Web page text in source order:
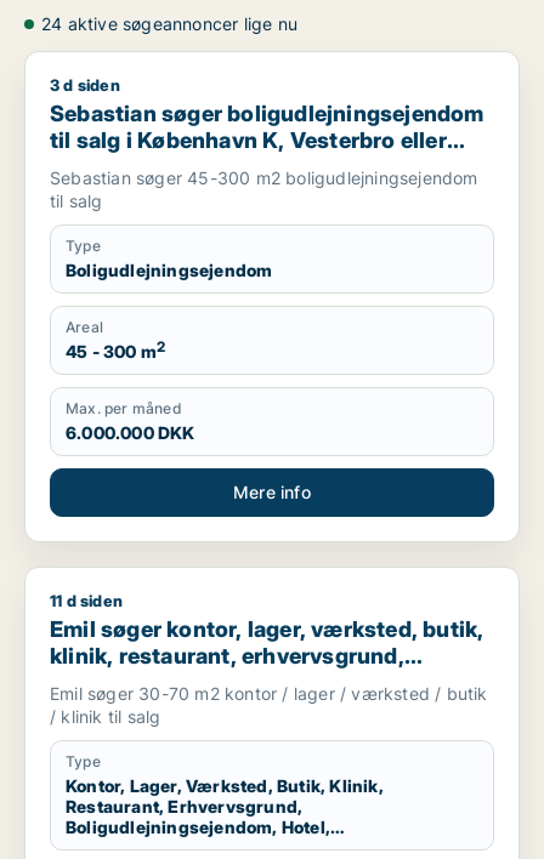
24 aktive søgeannoncer lige nu
Sebastian søger boligudlejningsejendom til salg i
3 d siden
Sebastian søger boligudlejningsejendom
til salg i København K, Vesterbro eller
Frederiksberg m.fl.
Sebastian søger 45-300 m2 boligudlejningsejendom
til salg
Type
Boligudlejningsejendom
Areal
45 - 300 m2
Max. per måned
6.000.000 DKK
Mere info
Emil søger kontor, lager, værksted, butik, klinik, restaurant,
11 d siden
Emil søger kontor, lager, værksted, butik,
klinik, restaurant, erhvervsgrund,
boligudlejningsejendom, hotel,
produktionslokaler eller garage til salg i
København K, Vesterbro eller
Frederiksberg m.fl.
Emil søger 30-70 m2 kontor / lager / værksted / butik
/ klinik til salg
Type
Kontor, Lager, Værksted, Butik, Klinik,
Restaurant, Erhvervsgrund,
Boligudlejningsejendom, Hotel,
Produktionslokaler, Garage